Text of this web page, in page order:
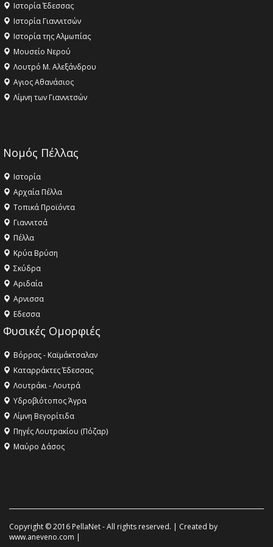
Ιστορία Έδεσσας
Ιστορία Γιαννιτσών
Ιστορία της Αλμωπίας
Μουσείο Νερού
Λουτρό Μ. Αλεξάνδρου
Αγιος Αθανάσιος
Λίμνη των Γιαννιτσών
Νομός Πέλλας
Ιστορία
Αρχαία Πέλλα
Τοπικά Προϊόντα
Γιαννιτσά
Πέλλα
Κρύα Βρύση
Σκύδρα
Αριδαία
Aρνισσα
Eδεσσα
Φυσικές Ομορφιές
Βόρρας - Καϊμάκτσαλαν
Καταρράκτες Έδεσσας
Λουτράκι - Λουτρά
Υδροβιότοπος Άγρα
Λίμνη Βεγορίτιδα
Πηγές Λουτρακίου (Πόζαρ)
Μαύρο Δάσος
Copyright © 2016 PellaNet - All rights reserved. | Created by
www.aneveno.com |